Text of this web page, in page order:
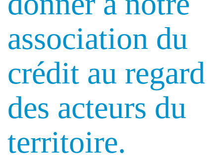
association du
crédit au regard
des acteurs du
territoire.